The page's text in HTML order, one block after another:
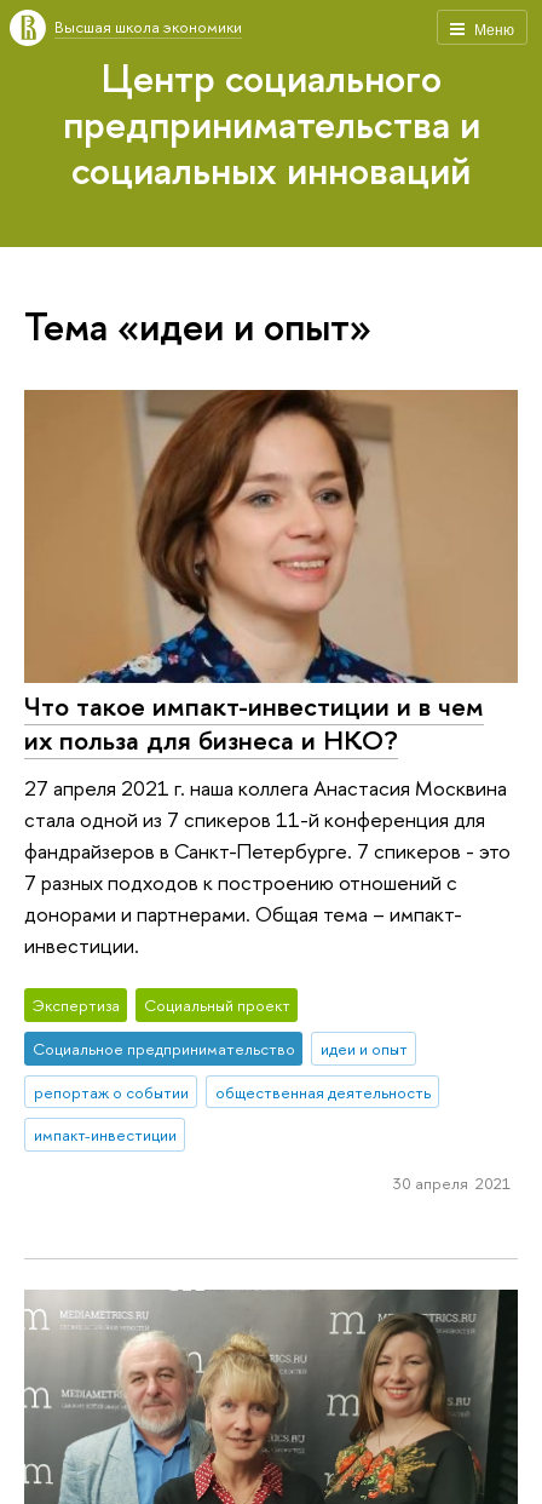
Меню
Высшая школа экономики
Центр социального
предпринимательства и
социальных инноваций
Тема «идеи и опыт»
Что такое импакт-инвестиции и в чем
их польза для бизнеса и НКО?
27 апреля 2021 г. наша коллега Анастасия Москвина
стала одной из 7 спикеров 11-й конференция для
фандрайзеров в Санкт-Петербурге. 7 спикеров - это
7 разных подходов к построению отношений с
донорами и партнерами. Общая тема – импакт-
инвестиции.
Экспертиза
Социальный проект
Социальное предпринимательство
идеи и опыт
репортаж о событии
общественная деятельность
импакт-инвестиции
30 апреля 2021